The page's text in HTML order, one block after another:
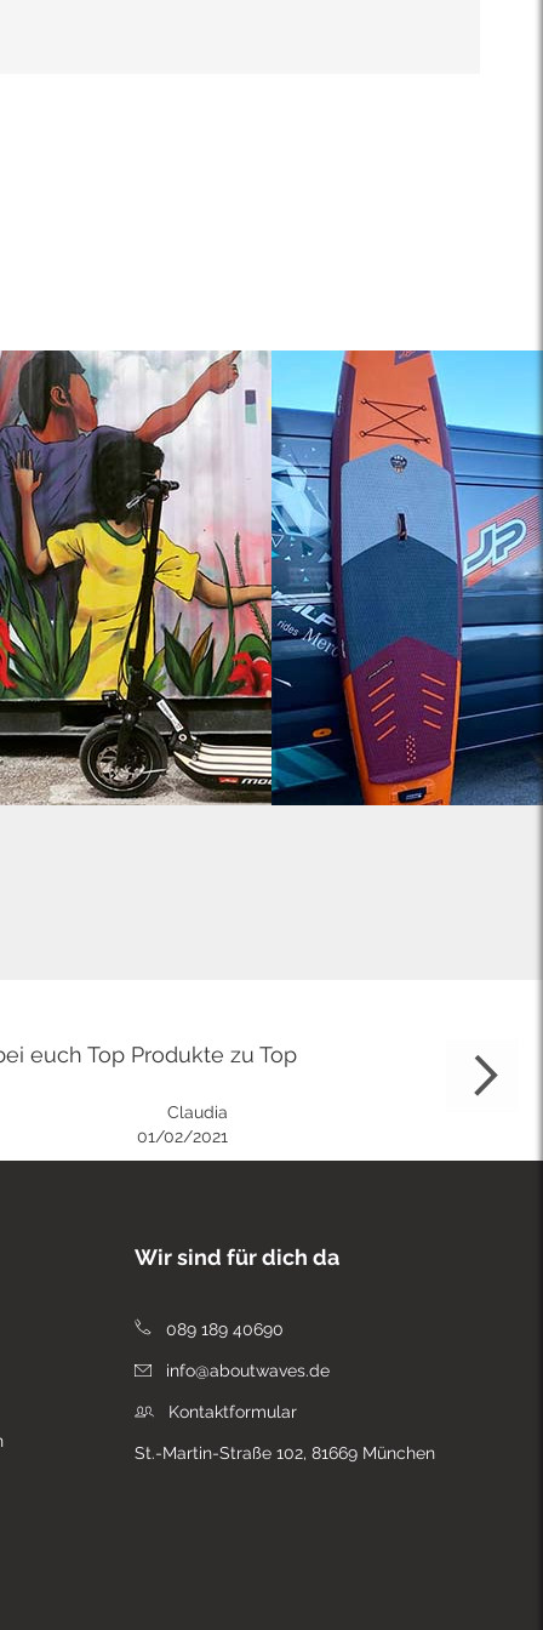
euch Top Produkte zu Top
Claudia
01/02/2021
Wir sind für dich da
089 189 40690
info@aboutwaves.de
Kontaktformular
St.-Martin-Straße 102, 81669 München